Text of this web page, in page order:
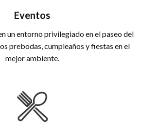
Eventos
un entorno privilegiado en el paseo del
prebodas, cumpleaños y fiestas en el
mejor ambiente.